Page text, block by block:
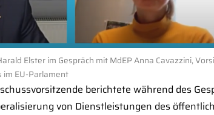
Elster im Gespräch mit MdEP Anna Cavazzini,
im EU-Parlament
berichtete während des
von Dienstleistungen des